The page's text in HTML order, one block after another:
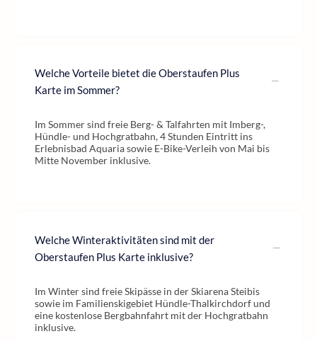
Welche Vorteile bietet die Oberstaufen Plus
Karte im Sommer?
Im Sommer sind freie Berg- & Talfahrten mit Imberg-,
Hündle- und Hochgratbahn, 4 Stunden Eintritt ins
Erlebnisbad Aquaria sowie E-Bike-Verleih von Mai bis
Mitte November inklusive.
Welche Winteraktivitäten sind mit der
Oberstaufen Plus Karte inklusive?
Im Winter sind freie Skipässe in der Skiarena Steibis
sowie im Familienskigebiet Hündle-Thalkirchdorf und
eine kostenlose Bergbahnfahrt mit der Hochgratbahn
inklusive.